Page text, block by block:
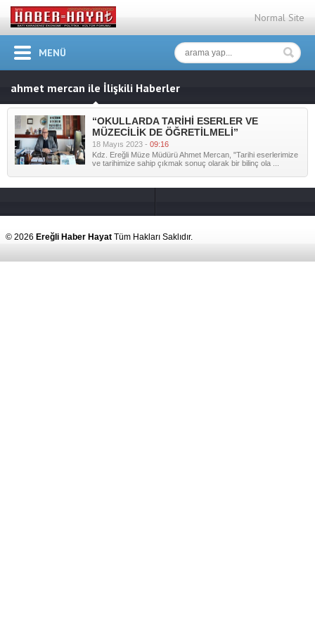
Normal Site
MENÜ
ahmet mercan ile İlişkili Haberler
“OKULLARDA TARİHİ ESERLER VE
MÜZECİLİK DE ÖĞRETİLMELİ”
18 Mayıs 2023 - 09:16
Kdz. Ereğli Müze Müdürü Ahmet Mercan, "Tarihi eserlerimize
ve tarihimize sahip çıkmak sonuç olarak bir bilinç ola ...
© 2026 Ereğli Haber Hayat Tüm Hakları Saklıdır.